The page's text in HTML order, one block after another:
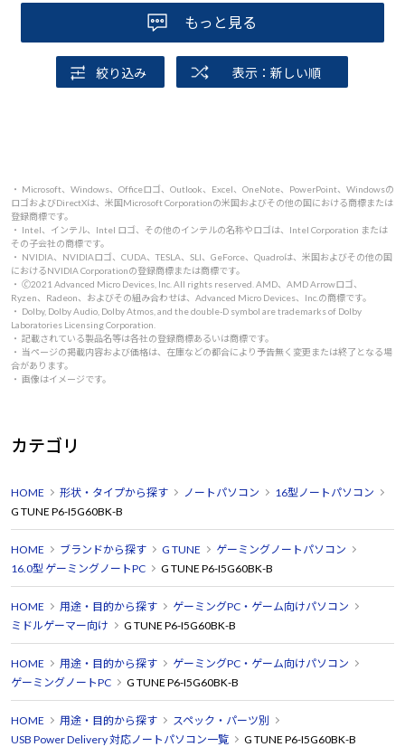
もっと見る
絞り込み 表示：新しい順
・ Microsoft、Windows、Officeロゴ、Outlook、Excel、OneNote、PowerPoint、Windowsの
ロゴおよびDirectXは、米国Microsoft Corporationの米国およびその他の国における商標または
登録商標です。
・ Intel、インテル、Intel ロゴ、その他のインテルの名称やロゴは、Intel Corporation または
その子会社の商標です。
・ NVIDIA、NVIDIAロゴ、CUDA、TESLA、SLI、GeForce、Quadroは、米国およびその他の国
におけるNVIDIA Corporationの登録商標または商標です。
・ 🄫2021 Advanced Micro Devices, Inc. All rights reserved. AMD、AMD Arrowロゴ、
Ryzen、Radeon、およびその組み合わせは、Advanced Micro Devices、Inc.の商標です。
・ Dolby, Dolby Audio, Dolby Atmos, and the double-D symbol are trademarks of Dolby
Laboratories Licensing Corporation.
・ 記載されている製品名等は各社の登録商標あるいは商標です。
・ 当ページの掲載内容および価格は、在庫などの都合により予告無く変更または終了となる場
合があります。
・ 画像はイメージです。
カテゴリ
HOME 形状・タイプから探す ノートパソコン
16型ノートパソコン
G TUNE P6-I5G60BK-B
HOME ブランドから探す G TUNE
ゲーミングノートパソコン
16.0型 ゲーミングノートPC
G TUNE P6-I5G60BK-B
HOME 用途・目的から探す
ゲーミングPC・ゲーム向けパソコン
ミドルゲーマー向け
G TUNE P6-I5G60BK-B
HOME 用途・目的から探す
ゲーミングPC・ゲーム向けパソコン
ゲーミングノートPC
G TUNE P6-I5G60BK-B
HOME 用途・目的から探す
スペック・パーツ別
USB Power Delivery 対応ノートパソコン一覧
G TUNE P6-I5G60BK-B